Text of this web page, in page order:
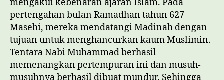
mengakui kebenaran ajaran Islam. Pada
pertengahan bulan Ramadhan tahun 627
Masehi, mereka mendatangi Madinah dengan
tujuan untuk menghancurkan kaum Muslimin.
Tentara Nabi Muhammad berhasil
memenangkan pertempuran ini dan musuh-